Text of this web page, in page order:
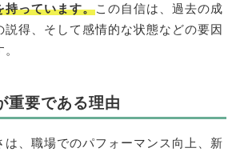
持っています。この自信は、過去の成
説得、そして感情的な状態などの要因
重要である理由
は、職場でのパフォーマンス向上、新